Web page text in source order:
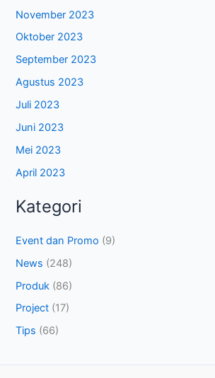
November 2023
Oktober 2023
September 2023
Agustus 2023
Juli 2023
Juni 2023
Mei 2023
April 2023
Kategori
Event dan Promo (9)
News (248)
Produk (86)
Project (17)
Tips (66)